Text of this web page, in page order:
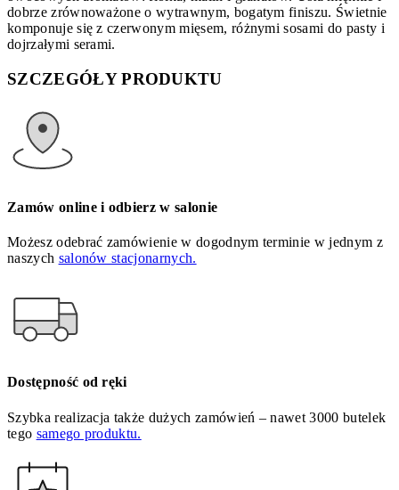
dobrze zrównoważone o wytrawnym, bogatym finiszu. Świetnie
komponuje się z czerwonym mięsem, różnymi sosami do pasty i
dojrzałymi serami.
SZCZEGÓŁY PRODUKTU
Zamów online i odbierz w salonie
Możesz odebrać zamówienie w dogodnym terminie w jednym z
naszych salonów stacjonarnych.
Dostępność od ręki
Szybka realizacja także dużych zamówień – nawet 3000 butelek
tego samego produktu.